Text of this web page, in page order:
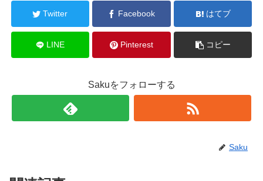
Twitter Facebook はてブ
LINE Pinterest コピー
Sakuをフォローする
Saku